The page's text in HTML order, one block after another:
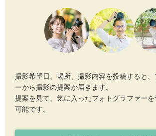
撮影希望日、場所、撮影内容を投稿すると
ーから撮影の提案が届きます。
提案を見て、気に入ったフォトグラファー
可能です。